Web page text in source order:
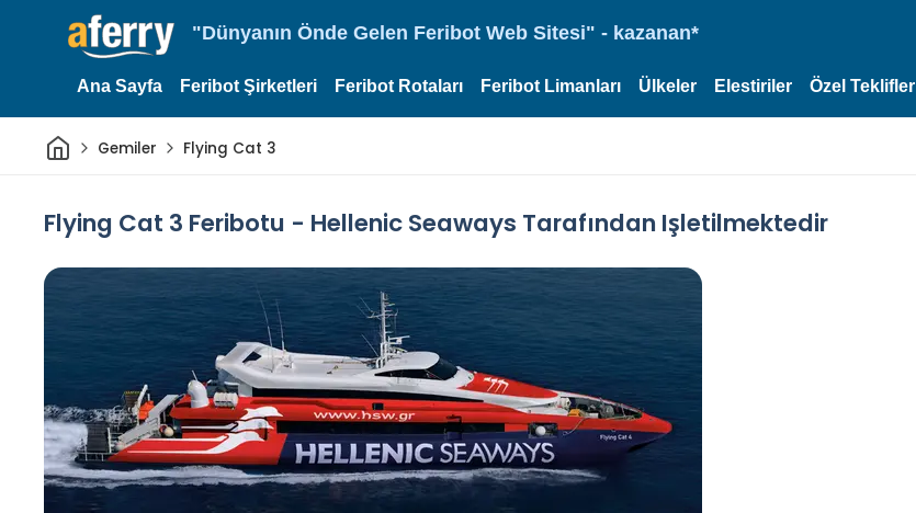
"Dünyanın Önde Gelen Feribot Web Sitesi" - kazanan*
Ana Sayfa Feribot Şirketleri Feribot Rotaları Feribot Limanları Ülkeler Elestiriler Özel Teklifler
Ev Gemiler Flying Cat 3
Flying Cat 3 Feribotu - Hellenic Seaways Tarafından Işletilmektedir